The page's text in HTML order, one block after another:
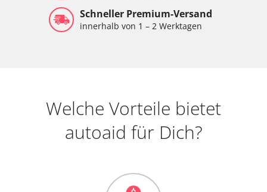
Schneller Premium-Versand
innerhalb von 1 – 2 Werktagen
Welche Vorteile bietet
autoaid für Dich?